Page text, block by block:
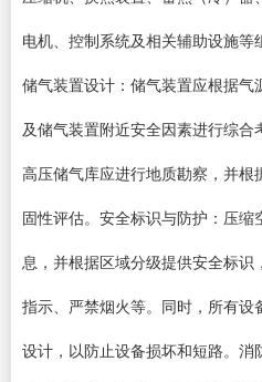
电机、控制系统及相关辅助设施等
储气装置设计：储气装置应根据
及储气装置附近安全因素进行综
高压储气库应进行地质勘察，并
固性评估。安全标识与防护：压
息，并根据区域分级提供安全标
指示、严禁烟火等。同时，所有
设计，以防止设备损坏和短路。